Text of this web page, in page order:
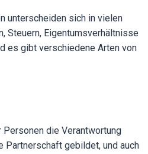
unterscheiden sich in vielen
Steuern, Eigentumsverhältnisse
es gibt verschiedene Arten von
die Verantwortung
gebildet, und auch